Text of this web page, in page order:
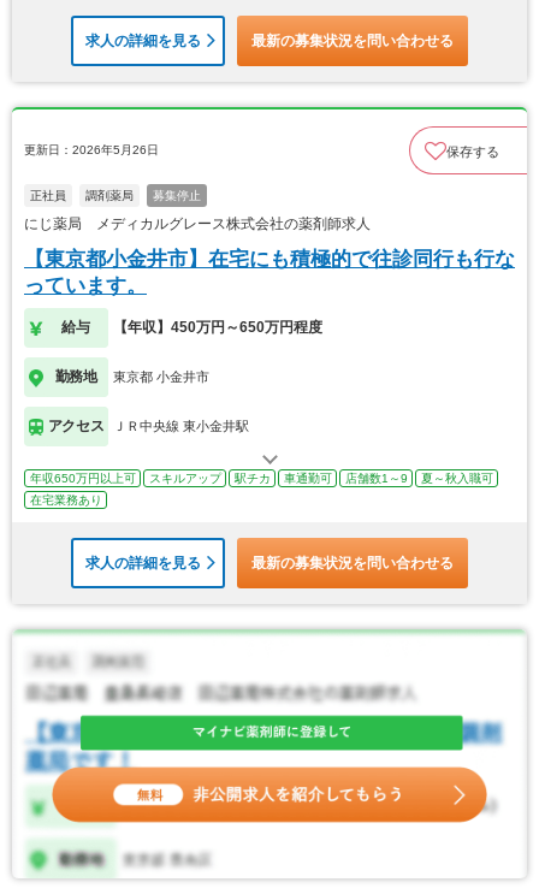
求人の詳細を見る 最新の募集状況を問い合わせる
更新日：2026年5月26日 保存する
正社員 調剤薬局 募集停止
にじ薬局 メディカルグレース株式会社の薬剤師求人
【東京都小金井市】在宅にも積極的で往診同行も行な
っています。
給与 【年収】450万円～650万円程度
勤務地 東京都 小金井市
アクセス ＪＲ中央線 東小金井駅
年収650万円以上可 スキルアップ 駅チカ 車通勤可 店舗数1～9
夏～秋入職可
在宅業務あり
求人の詳細を見る 最新の募集状況を問い合わせる